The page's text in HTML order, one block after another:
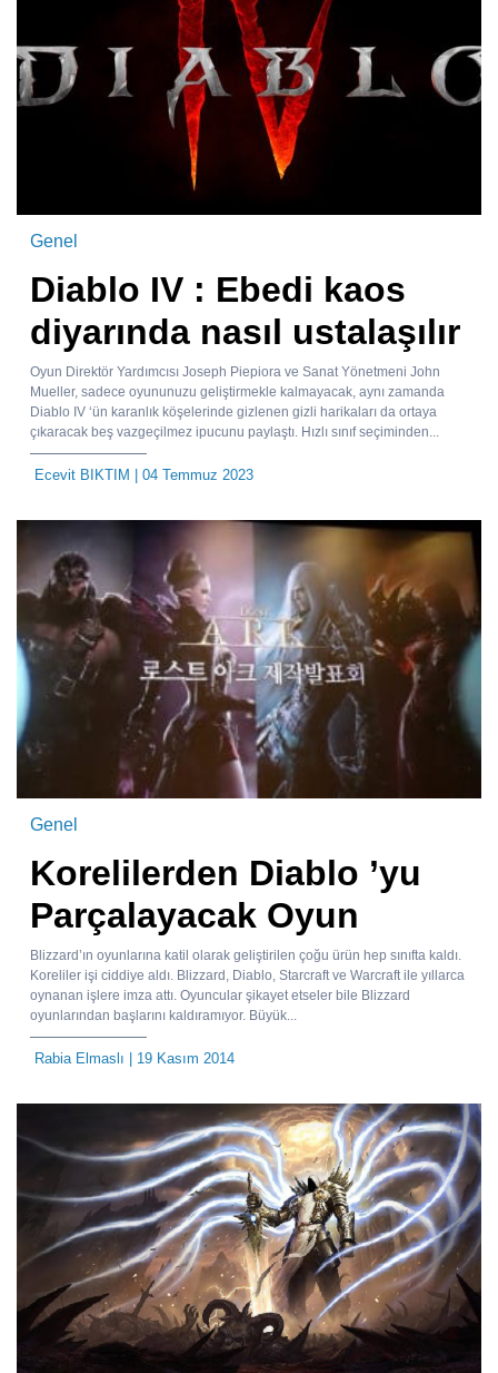
Genel
Diablo IV : Ebedi kaos
diyarında nasıl ustalaşılır
Oyun Direktör Yardımcısı Joseph Piepiora ve Sanat Yönetmeni John
Mueller, sadece oyununuzu geliştirmekle kalmayacak, aynı zamanda
Diablo IV ‘ün karanlık köşelerinde gizlenen gizli harikaları da ortaya
çıkaracak beş vazgeçilmez ipucunu paylaştı. Hızlı sınıf seçiminden...
Ecevit BIKTIM | 04 Temmuz 2023
Genel
Korelilerden Diablo ’yu
Parçalayacak Oyun
Blizzard’ın oyunlarına katil olarak geliştirilen çoğu ürün hep sınıfta kaldı.
Koreliler işi ciddiye aldı. Blizzard, Diablo, Starcraft ve Warcraft ile yıllarca
oynanan işlere imza attı. Oyuncular şikayet etseler bile Blizzard
oyunlarından başlarını kaldıramıyor. Büyük...
Rabia Elmaslı | 19 Kasım 2014